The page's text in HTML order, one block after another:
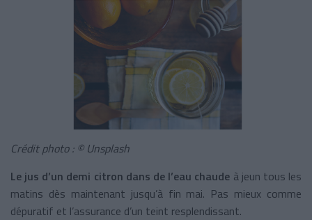
Crédit photo : © Unsplash
Le jus d’un demi citron dans de l’eau chaude à jeun tous les
matins dès maintenant jusqu’à fin mai. Pas mieux comme
dépuratif et l’assurance d’un teint resplendissant.